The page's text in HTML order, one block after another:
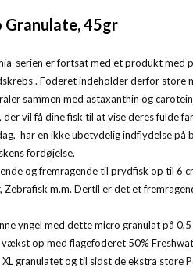
Granulate, 45gr
serien er fortsat med et produkt med
. Foderet indeholder derfor store
sammen med astaxanthin og
vil få dine fisk til at vise deres fulde
har en ikke ubetydelig indflydelse på
fordøjelse.
og fremragende til prydfisk op til 6
Zebrafisk m.m. Dertil er det et
yngel med dette micro granulat på 0,5
op med flagefoderet 50%
granulatet og til sidst de ekstra store